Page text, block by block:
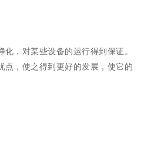
，对某些设备的运行得到保证。
点，使之得到更好的发展，使它的